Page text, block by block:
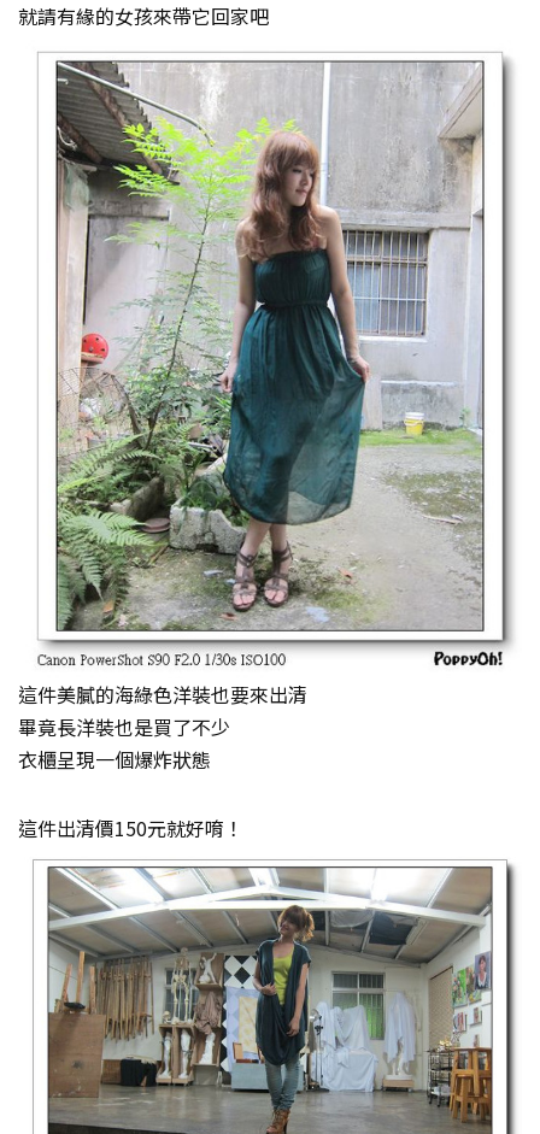
就請有緣的女孩來帶它回家吧
這件美膩的海綠色洋裝也要來出清
畢竟長洋裝也是買了不少
衣櫃呈現一個爆炸狀態
這件出清價150元就好唷！